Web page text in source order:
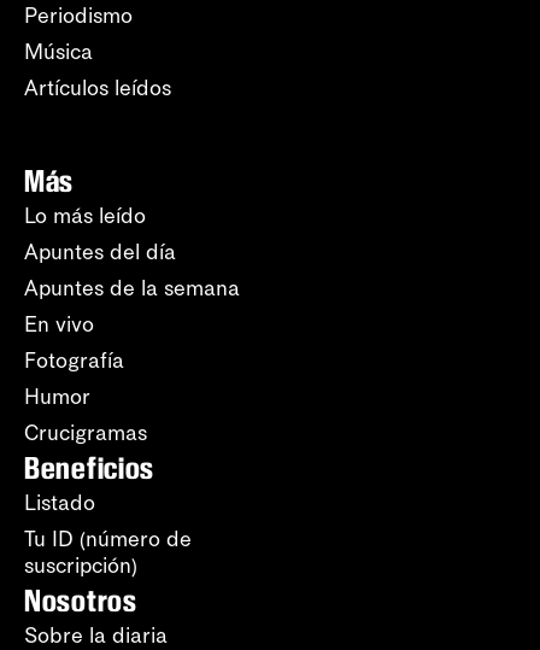
Periodismo
Música
Artículos leídos
Más
Lo más leído
Apuntes del día
Apuntes de la semana
En vivo
Fotografía
Humor
Crucigramas
Beneficios
Listado
Tu ID (número de
suscripción)
Nosotros
Sobre la diaria